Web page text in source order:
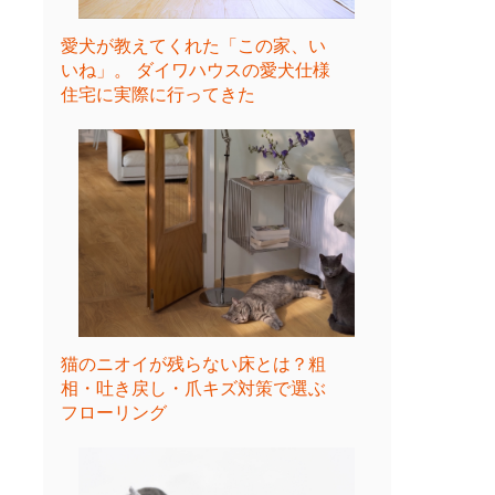
愛犬が教えてくれた「この家、い
いね」。 ダイワハウスの愛犬仕様
住宅に実際に行ってきた
猫のニオイが残らない床とは？粗
相・吐き戻し・爪キズ対策で選ぶ
フローリング